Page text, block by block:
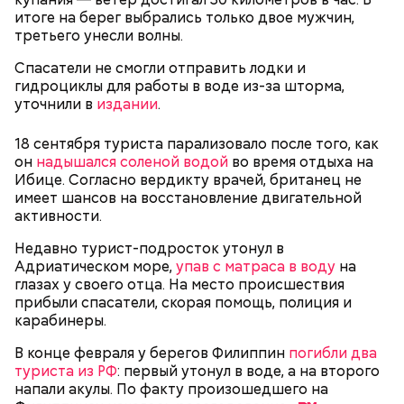
итоге на берег выбрались только двое мужчин,
третьего унесли волны.
Спасатели не смогли отправить лодки и
гидроциклы для работы в воде из-за шторма,
уточнили в издании.
18 сентября туриста парализовало после того, как
он надышался соленой водой во время отдыха на
Ибице. Согласно вердикту врачей, британец не
имеет шансов на восстановление двигательной
активности.
Недавно турист-подросток утонул в
Адриатическом море, упав с матраса в воду на
глазах у своего отца. На место происшествия
прибыли спасатели, скорая помощь, полиция и
карабинеры.
В конце февраля у берегов Филиппин погибли два
туриста из РФ: первый утонул в воде, а на второго
напали акулы. По факту произошедшего на
Фото: Shutterstock
кровью дракона. Они же используют ее в
медицинских целях и красят ей ткань и волосы.
Он находился на посту менеджера, занимался
наймом персонала и продажей продуктов. В 2000
году Балмер сменил Билла Гейтса на посту
генерального директора. Им он оставался до 2014
года, после чего ушел с поста, но остался
держателем акций компании. Сейчас его состояние
оценивается в 126 миллиардов долларов.
Окружающие отмечали, что Носс была в здравом
уме до конца жизни. Интересно, что когда в
возрасте 117 лет ей сообщили, что она теперь
является старейшим из ныне живущих людей,
женщина с улыбкой ответила: «Ну и что?». Сама
Носс отмечала, что секрет ее долголетия
заключается в постоянной двигательной
активности и отсутствии беспокойства по поводу
возраста. Однако стоит отметить, что ей в том
Канэ Танака (119 лет)